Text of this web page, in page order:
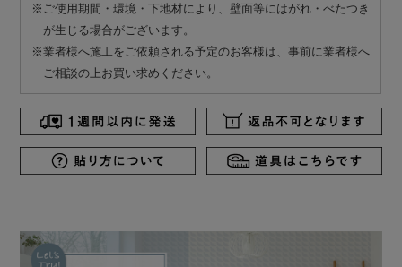
※ご使用期間・環境・下地材により、壁面等にはがれ・べたつき
が生じる場合がございます。
※業者様へ施工をご依頼される予定のお客様は、事前に業者様へ
ご相談の上お買い求めください。